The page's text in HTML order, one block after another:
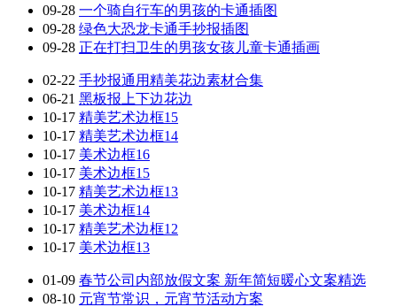
09-28 一个骑自行车的男孩的卡通插图
09-28 绿色大恐龙卡通手抄报插图
09-28 正在打扫卫生的男孩女孩儿童卡通插画
02-22 手抄报通用精美花边素材合集
06-21 黑板报上下边花边
10-17 精美艺术边框15
10-17 精美艺术边框14
10-17 美术边框16
10-17 美术边框15
10-17 精美艺术边框13
10-17 美术边框14
10-17 精美艺术边框12
10-17 美术边框13
01-09 春节公司内部放假文案 新年简短暖心文案精选
08-10 元宵节常识，元宵节活动方案